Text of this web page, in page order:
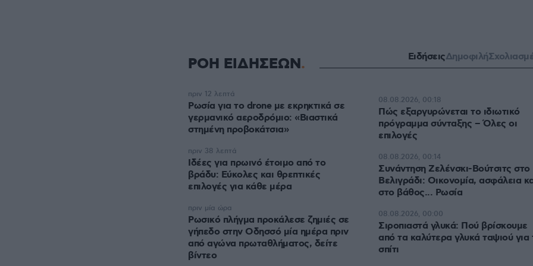
ΡΟΗ ΕΙΔΗΣΕΩΝ ΕιδήσειςΔημοφιλή
Ρωσία για το drone με εκρηκτικά σε
γερμανικό αεροδρόμιο: «Βιαστικά
στημένη προβοκάτσια»
πριν 12 λεπτά
Ιδέες για πρωινό έτοιμο από το
βράδυ: Εύκολες και θρεπτικές
επιλογές για κάθε μέρα
πριν 38 λεπτά
Ρωσικό πλήγμα προκάλεσε ζημιές σε
γήπεδο στην Οδησσό μία ημέρα πριν
από αγώνα πρωταθλήματος, δείτε
βίντεο
πριν μία ώρα
Πώς εξαργυρώνεται το ιδιωτικό
πρόγραμμα σύνταξης – Όλες οι
επιλογές
08.08.2026, 00:18
Συνάντηση Ζελένσκι-Βούτσιτς στο
Βελιγράδι: Οικονομία, ασφάλεια
στο βάθος... Ρωσία
08.08.2026, 00:14
Σιροπιαστά γλυκά: Πού βρίσκουμε
από τα καλύτερα γλυκά ταψιού για
σπίτι
08.08.2026, 00:00